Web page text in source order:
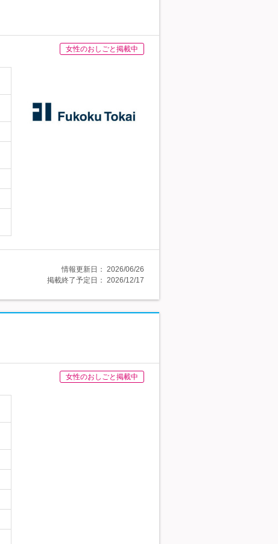
女性のおしごと掲載中
情報更新日： 2026/06/26
掲載終了予定日： 2026/12/17
女性のおしごと掲載中